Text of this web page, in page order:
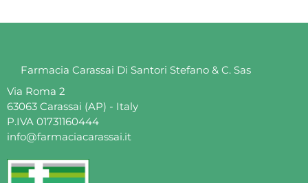
Farmacia Carassai Di Santori Stefano & C. Sas
Via Roma 2
63063 Carassai (AP) - Italy
P.IVA 01731160444
info@farmaciacarassai.it